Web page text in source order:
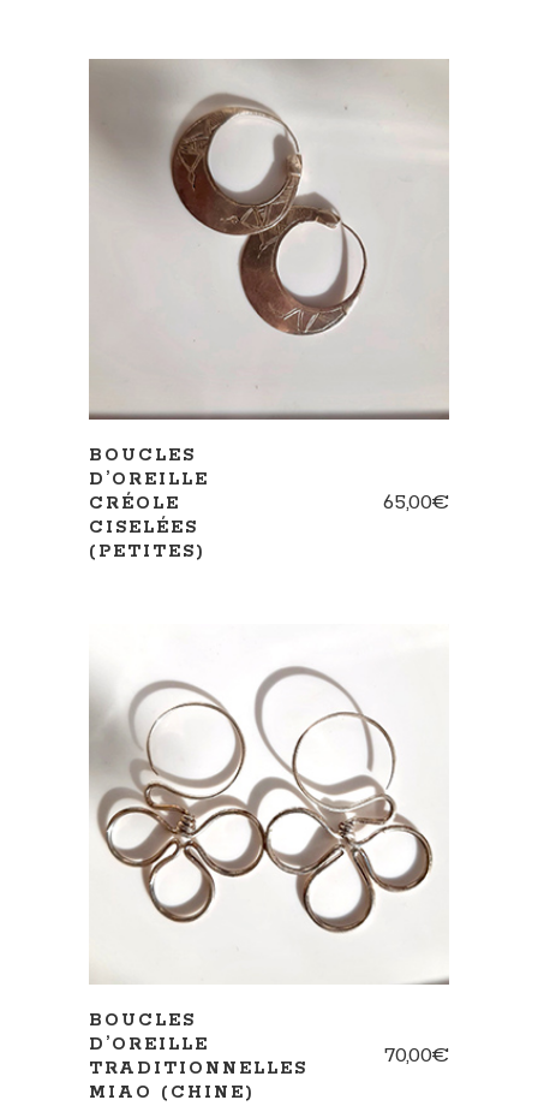
AJOUTER AU PANIER
BOUCLES
D’OREILLE
CRÉOLE
CISELÉES
(PETITES)
65,00€
AJOUTER AU PANIER
BOUCLES
D’OREILLE
TRADITIONNELLES
MIAO (CHINE)
70,00€